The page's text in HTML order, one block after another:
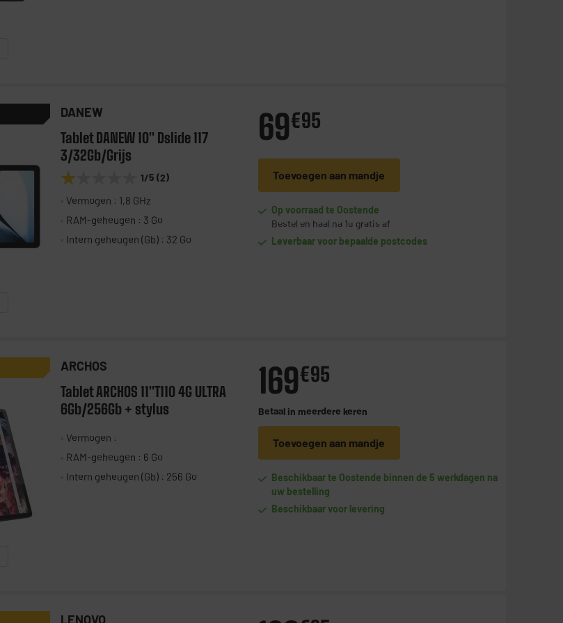
DANEW
Tablet DANEW 10" Dslide 117
3/32Gb/Grijs
★★★★★
★★★★★ 1/5 (2)
Vermogen : 1,8 GHz
RAM-geheugen : 3 Go
Intern geheugen (Gb) : 32 Go
69€95
Toevoegen aan mandje
Op voorraad te Oostende
Bestel en haal na 1u gratis af
Leverbaar voor bepaalde postcodes
ARCHOS
Tablet ARCHOS 11"T110 4G ULTRA
6Gb/256Gb + stylus
Vermogen :
RAM-geheugen : 6 Go
Intern geheugen (Gb) : 256 Go
169€95
Betaal in meerdere keren
Toevoegen aan mandje
Beschikbaar te Oostende binnen de 5 werkdagen na
uw bestelling
Beschikbaar voor levering
LENOVO